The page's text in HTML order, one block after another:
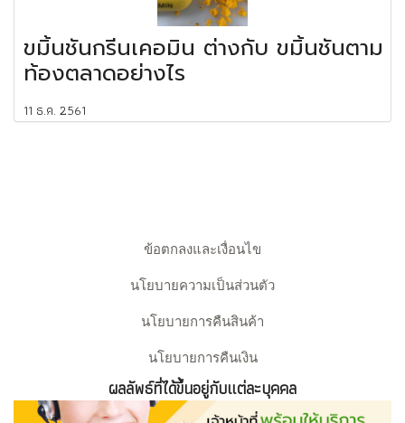
ขมิ้นชันกรีนเคอมิน ต่างกับ ขมิ้นชันตาม
ท้องตลาดอย่างไร
11 ธ.ค. 2561
ข้อตกลงและเงื่อนไข
นโยบายความเป็นส่วนตัว
นโยบายการคืนสินค้า
นโยบายการคืนเงิน
ผลลัพธ์ที่ได้ขึ้นอยู่กับแต่ละบุคคล